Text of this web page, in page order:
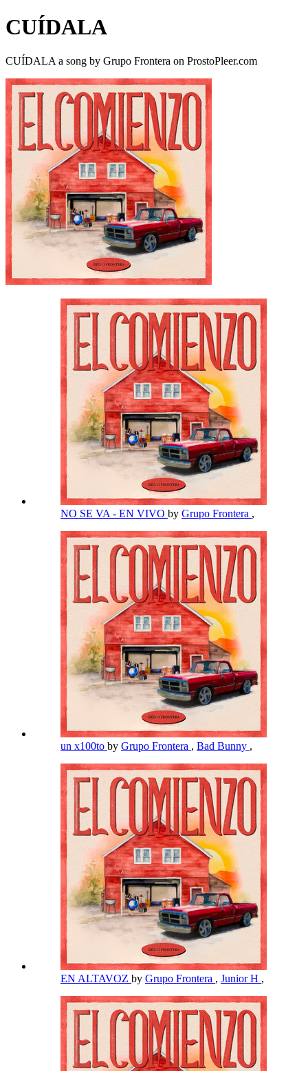
CUÍDALA
CUÍDALA a song by Grupo Frontera on ProstoPleer.com
NO SE VA - EN VIVO by Grupo Frontera ,
un x100to by Grupo Frontera , Bad Bunny ,
EN ALTAVOZ by Grupo Frontera , Junior H ,